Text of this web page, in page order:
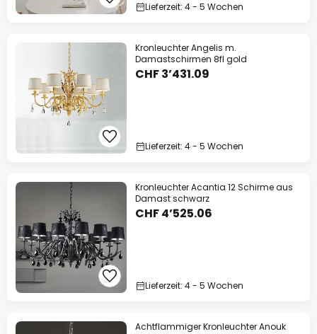
Lieferzeit: 4 - 5 Wochen
Kronleuchter Angelis m.
Damastschirmen 8fl gold
CHF 3’431.09
Lieferzeit: 4 - 5 Wochen
Kronleuchter Acantia 12 Schirme aus
Damast schwarz
CHF 4’525.06
Lieferzeit: 4 - 5 Wochen
Achtflammiger Kronleuchter Anouk